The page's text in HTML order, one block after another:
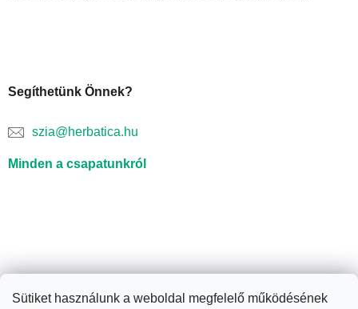
Sütiket használunk a weboldal megfelelő működésének
Segíthetünk Önnek?
szia@herbatica.hu
Minden a csapatunkról